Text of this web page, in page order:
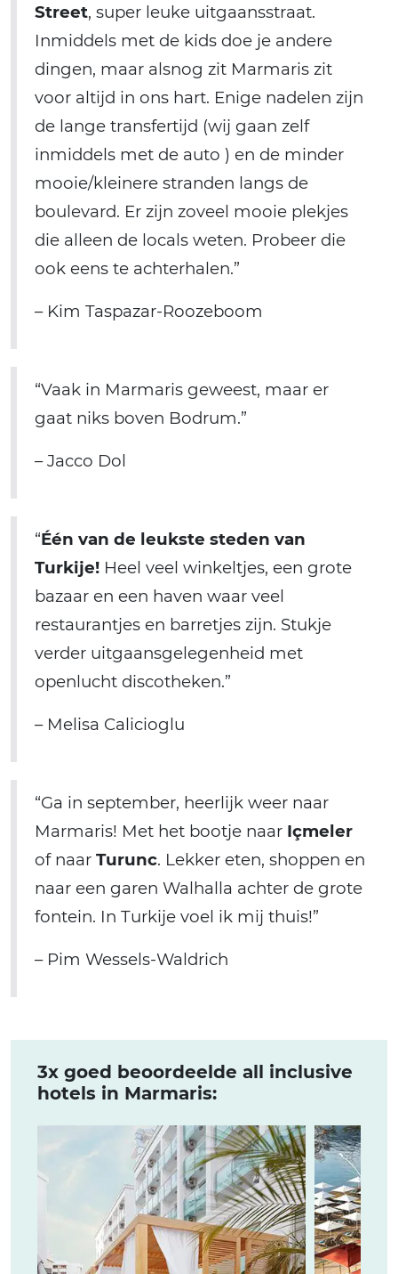
Street, super leuke uitgaansstraat.
Inmiddels met de kids doe je andere
dingen, maar alsnog zit Marmaris zit
voor altijd in ons hart. Enige nadelen zijn
de lange transfertijd (wij gaan zelf
inmiddels met de auto ) en de minder
mooie/kleinere stranden langs de
boulevard. Er zijn zoveel mooie plekjes
die alleen de locals weten. Probeer die
ook eens te achterhalen.”
– Kim Taspazar-Roozeboom
“Vaak in Marmaris geweest, maar er
gaat niks boven Bodrum.”
– Jacco Dol
“Één van de leukste steden van
Turkije! Heel veel winkeltjes, een grote
bazaar en een haven waar veel
restaurantjes en barretjes zijn. Stukje
verder uitgaansgelegenheid met
openlucht discotheken.”
– Melisa Calicioglu
“Ga in september, heerlijk weer naar
Marmaris! Met het bootje naar Içmeler
of naar Turunc. Lekker eten, shoppen en
naar een garen Walhalla achter de grote
fontein. In Turkije voel ik mij thuis!”
– Pim Wessels-Waldrich
3x goed beoordeelde all inclusive
hotels in Marmaris: